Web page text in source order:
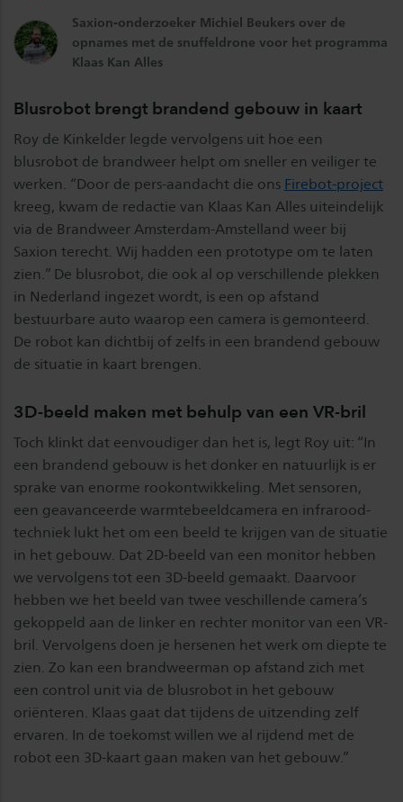
Saxion-onderzoeker Michiel Beukers over de
opnames met de snuffeldrone voor het programma
Klaas Kan Alles
Blusrobot brengt brandend gebouw in kaart
Roy de Kinkelder legde vervolgens uit hoe een
blusrobot de brandweer helpt om sneller en veiliger te
werken. “Door de pers-aandacht die ons Firebot-project
kreeg, kwam de redactie van Klaas Kan Alles uiteindelijk
via de Brandweer Amsterdam-Amstelland weer bij
Saxion terecht. Wij hadden een prototype om te laten
zien.” De blusrobot, die ook al op verschillende plekken
in Nederland ingezet wordt, is een op afstand
bestuurbare auto waarop een camera is gemonteerd.
De robot kan dichtbij of zelfs in een brandend gebouw
de situatie in kaart brengen.
3D-beeld maken met behulp van een VR-bril
Toch klinkt dat eenvoudiger dan het is, legt Roy uit: “In
een brandend gebouw is het donker en natuurlijk is er
sprake van enorme rookontwikkeling. Met sensoren,
een geavanceerde warmtebeeldcamera en infrarood-
techniek lukt het om een beeld te krijgen van de situatie
in het gebouw. Dat 2D-beeld van een monitor hebben
we vervolgens tot een 3D-beeld gemaakt. Daarvoor
hebben we het beeld van twee veschillende camera’s
gekoppeld aan de linker en rechter monitor van een VR-
bril. Vervolgens doen je hersenen het werk om diepte te
zien. Zo kan een brandweerman op afstand zich met
een control unit via de blusrobot in het gebouw
oriënteren. Klaas gaat dat tijdens de uitzending zelf
ervaren. In de toekomst willen we al rijdend met de
robot een 3D-kaart gaan maken van het gebouw.”